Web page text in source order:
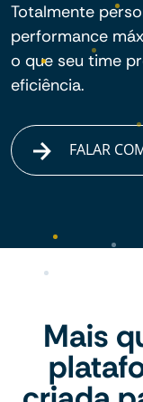
Totalmente
performance
o que seu time
eficiência.
FALAR
Mais